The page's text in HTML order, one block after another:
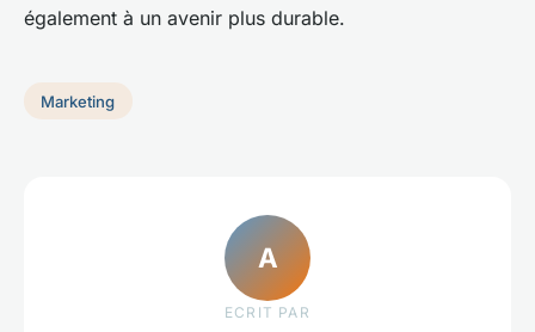
également à un avenir plus durable.
Marketing
A
ECRIT PAR